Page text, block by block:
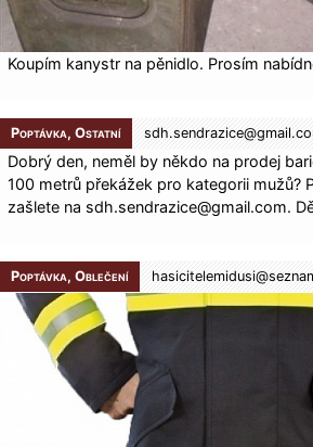
Koupím kanystr na pěnidlo. Prosím
Poptávka, Ostatní sdh.sendrazice@
Dobrý den, neměl by někdo na prodej
100 metrů překážek pro kategorii mužů?
zašlete na sdh.sendrazice@gmail.com.
Poptávka, Oblečení hasicitelemidusi@